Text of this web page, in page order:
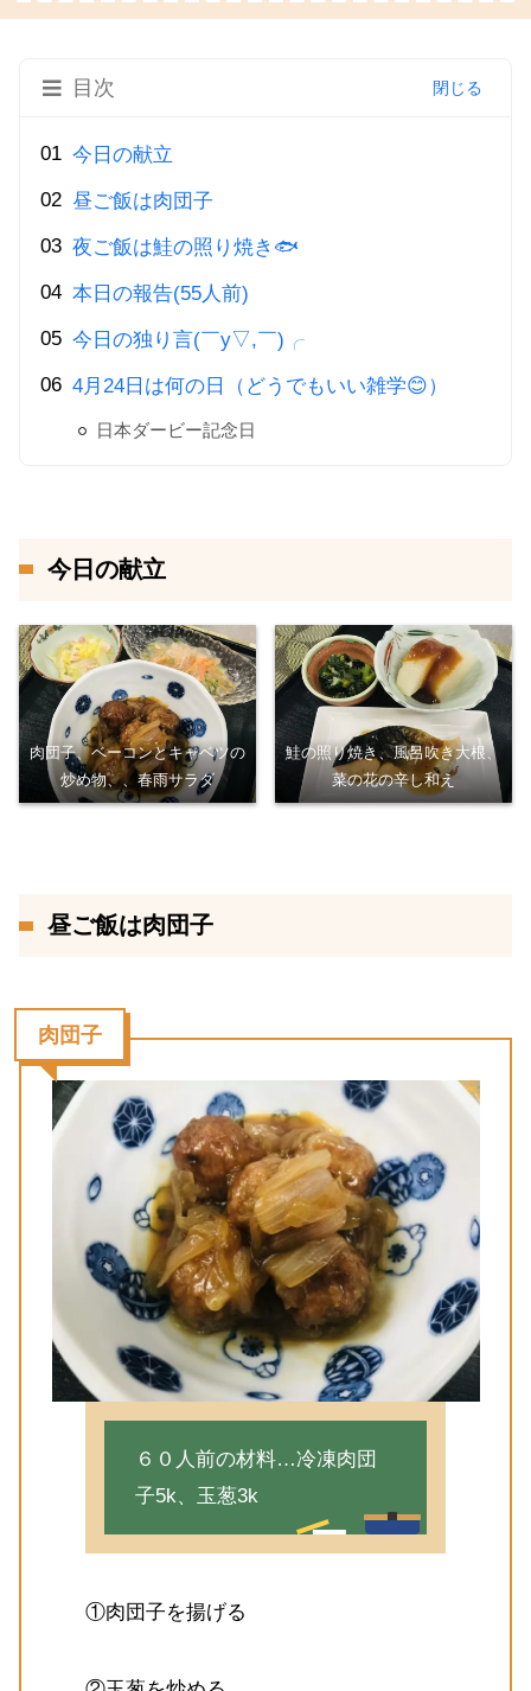
目次
今日の献立
昼ご飯は肉団子
夜ご飯は鮭の照り焼き🐟
本日の報告(55人前)
今日の独り言(￣y▽,￣)╭
4月24日は何の日（どうでもいい雑学😊）
日本ダービー記念日
今日の献立
肉団子、ベーコンとキャベツの
炒め物、、春雨サラダ
鮭の照り焼き、風呂吹き大根、
菜の花の辛し和え
昼ご飯は肉団子
肉団子
６０人前の材料…冷凍肉団
子5k、玉葱3k
①肉団子を揚げる